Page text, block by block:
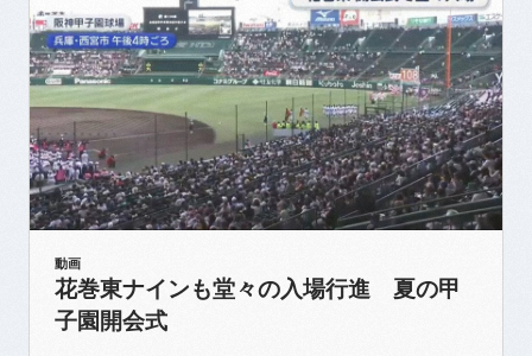
動画
花巻東ナインも堂々の入場行進 夏の甲
子園開会式